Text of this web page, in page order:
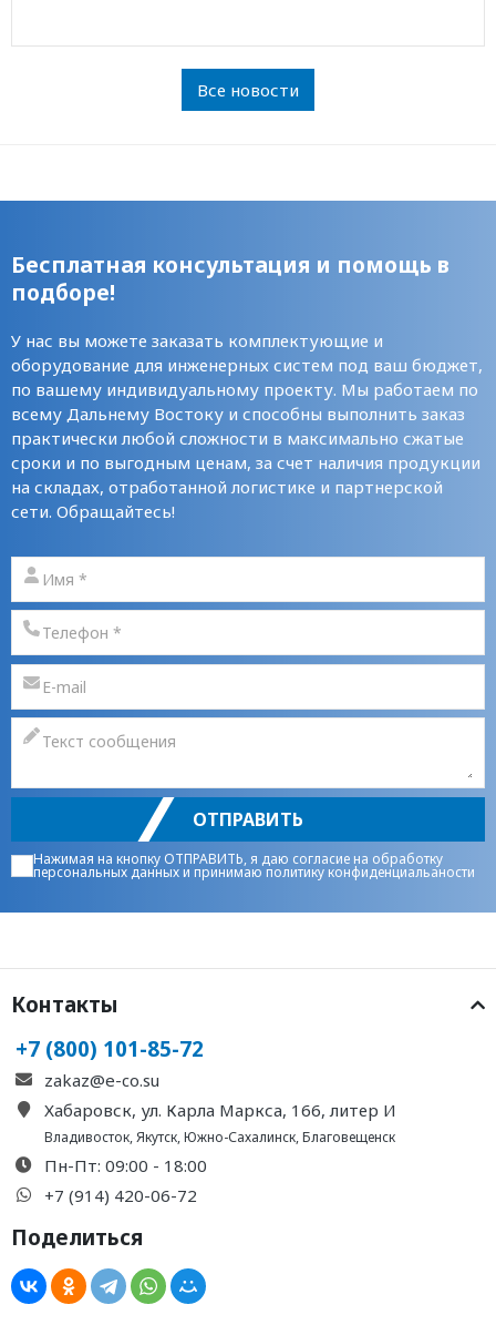
Все новости
Бесплатная консультация и помощь в
подборе!
У нас вы можете заказать комплектующие и
оборудование для инженерных систем под ваш бюджет,
по вашему индивидуальному проекту. Мы работаем по
всему Дальнему Востоку и способны выполнить заказ
практически любой сложности в максимально сжатые
сроки и по выгодным ценам, за счет наличия продукции
на складах, отработанной логистике и партнерской
сети. Обращайтесь!
ОТПРАВИТЬ
Нажимая на кнопку ОТПРАВИТЬ, я даю согласие на обработку
персональных данныхи принимаюполитику конфиденциальаности
Контакты
+7 (800) 101-85-72
zakaz@e-co.su
Хабаровск, ул. Карла Маркса, 166, литер И
Владивосток,Якутск,Южно-Сахалинск,Благовещенск
Пн-Пт: 09:00 - 18:00
+7 (914) 420-06-72
Поделиться